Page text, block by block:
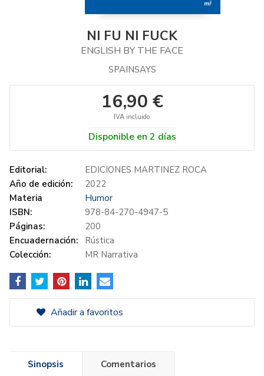
NI FU NI FUCK
ENGLISH BY THE FACE
SPAINSAYS
16,90 €
IVA incluido
Disponible en 2 días
Editorial:
EDICIONES MARTINEZ ROCA
Año de edición:
2022
Materia
Humor
ISBN:
978-84-270-4947-5
Páginas:
200
Encuadernación:
Rústica
Colección:
MR Narrativa
Añadir a favoritos
Sinopsis Comentarios